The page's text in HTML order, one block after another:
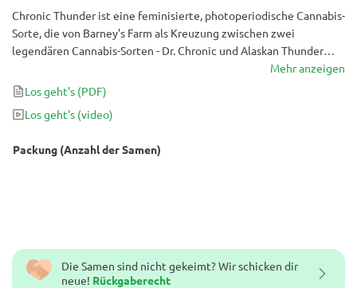
Die Samen sind nicht gekeimt? Wir schicken dir
neue! Rückgaberecht
Chronic Thunder ist eine feminisierte, photoperiodische Cannabis-
Sorte, die von Barney's Farm als Kreuzung zwischen zwei
legendären Cannabis-Sorten - Dr. Chronic und Alaskan Thunder
Fuck - gezüchtet wurde, um nach nur 8,5 Wochen Blüte eine
fantastische Hybride mit Erträgen von bis zu 600 g / m2 zu
erhalten. wirklich ein fantastischer Hybrid!
Mehr anzeigen
Los geht's (PDF)
Los geht's (video)
Packung (Anzahl der Samen)